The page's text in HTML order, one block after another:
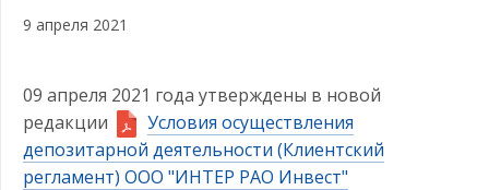
9 апреля 2021
09 апреля 2021 года утверждены в новой
редакции
Условия осуществления
депозитарной деятельности (Клиентский
регламент) ООО "ИНТЕР РАО Инвест"